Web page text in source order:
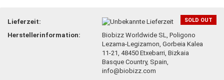
SOLD OUT
Lieferzeit:
Herstellerinformation:
Biobizz Worldwide SL, Poligono
Lezama-Legizamon, Gorbeia Kalea
11-21, 48450 Etxebarri, Bizkaia
Basque Country, Spain,
info@biobizz.com